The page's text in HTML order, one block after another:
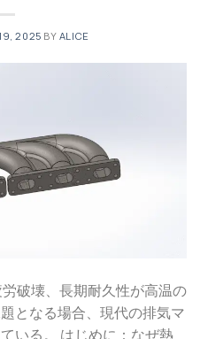
2025 BY ALICE
破壊、長期耐久性が高温の
となる場合、現代の排気マ
いる。 はじめに：なぜ熱